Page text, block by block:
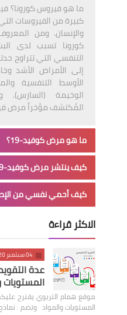
ما هو فيروس كورونا؟
كبيرة من الفيروسات
والإنسان. ومن
كورونا تسبب لدى
التنفسي التي تتراوح
إلى الأمراض الأشد
الأوسط التنفسية
الوخيمة (السارس).
المُكتشف مؤخراً مرض
ما هو مرض كوفيد-19؟
كيف ينتشر مرض كوفيد-19؟
كيف أحمي نفسي من
الاكثر قراءة
04 سبتمبر 2020
عدة
المستويات
موقع همام التربوي يقترح
المستويات والمواد وتضم :